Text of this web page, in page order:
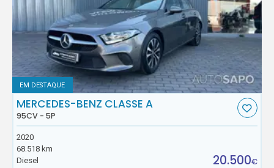
EM DESTAQUE
MERCEDES-BENZ CLASSE A
95CV - 5P
2020
68.518 km
Diesel
20.500€